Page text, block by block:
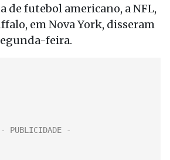
de futebol americano, a NFL,
em Nova York, disseram
feira.